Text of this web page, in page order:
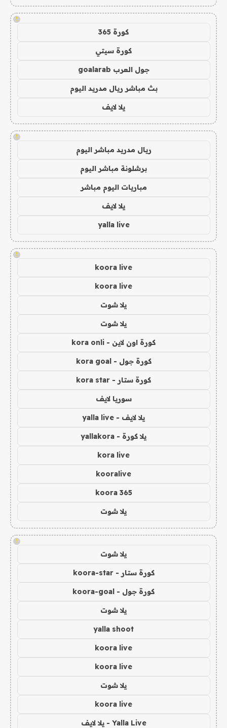
!
كورة 365
كورة سيتي
جول العرب goalarab
بث مباشر ريال مدريد اليوم
يلا لايف
!
ريال مدريد مباشر اليوم
برشلونة مباشر اليوم
مباريات اليوم مباشر
يلا لايف
yalla live
!
koora live
koora live
يلا شوت
يلا شوت
كورة اون لاين - kora onli
كورة جول - kora goal
كورة ستار - kora star
سوريا لايف
يلا لايف - yalla live
يلا كورة - yallakora
kora live
kooralive
koora 365
يلا شوت
!
يلا شوت
كورة ستار - koora-star
كورة جول - koora-goal
يلا شوت
yalla shoot
koora live
koora live
يلا شوت
koora live
Yalla Live - يلا لايف